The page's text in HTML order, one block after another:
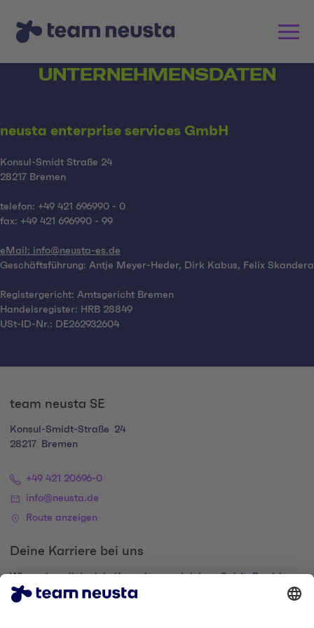
UNTERNEHMENSDATEN
neusta enterprise services GmbH
Konsul-Smidt Straße 24
28217 Bremen
telefon: +49 421 696990 - 0
fax: +49 421 696990 - 99
eMail: info@neusta-es.de
Geschäftsführung: Antje Meyer-Heder, Dirk Kabus, Felix Skandera
Registergericht: Amtsgericht Bremen
Handelsregister: HRB 28849
USt-ID-Nr.: DE262932604
team neusta SE
Konsul-Smidt-Straße
24
28217
Bremen
+49 421 20696-0
info@neusta.de
Route anzeigen
Deine Karriere bei uns
Wir suchen dich, dein Know-how und deinen Spirit. Bewirb
dich und komm zur digital family.